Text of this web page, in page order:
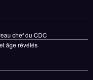
chef du CDC
âge révélés